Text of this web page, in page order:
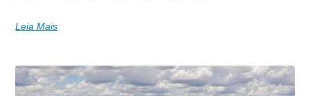
Leia Mais